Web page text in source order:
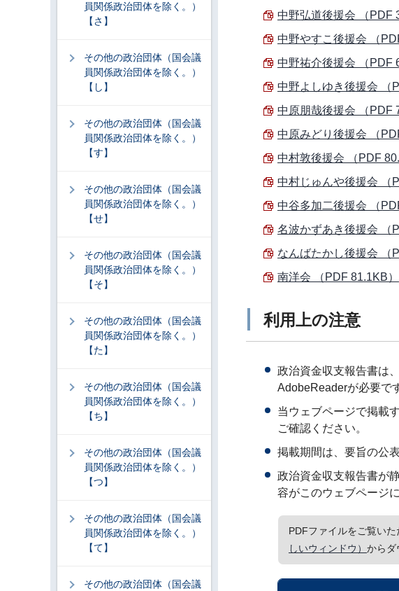
中野弘道後援会 （PDF
中野やすこ後援会 （
中野祐介後援会 （PDF
中野よしゆき後援会 （
中原朋哉後援会 （PDF
中原みどり後援会 （
中村敦後援会 （PDF
中村じゅんや後援会 （
中谷多加二後援会 （
名波かずあき後援会 （
なんばたかし後援会 （
南洋会 （PDF 81.1KB）
利用上の注意
政治資金収支報告書は
AdobeReaderが必要で
当ウェブページで掲載
ご確認ください。
掲載期間は、要旨の公
政治資金収支報告書が
容がこのウェブページ
PDFファイルをご覧い
しいウィンドウ） からダ
員関係政治団体を除く。）
【さ】
その他の政治団体（国会議
員関係政治団体を除く。）
【し】
その他の政治団体（国会議
員関係政治団体を除く。）
【す】
その他の政治団体（国会議
員関係政治団体を除く。）
【せ】
その他の政治団体（国会議
員関係政治団体を除く。）
【そ】
その他の政治団体（国会議
員関係政治団体を除く。）
【た】
その他の政治団体（国会議
員関係政治団体を除く。）
【ち】
その他の政治団体（国会議
員関係政治団体を除く。）
【つ】
その他の政治団体（国会議
員関係政治団体を除く。）
【て】
その他の政治団体（国会議